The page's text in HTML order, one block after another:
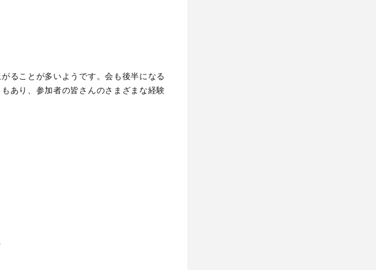
ることが多いようです。会も後半になる
あり、参加者の皆さんのさまざまな経験